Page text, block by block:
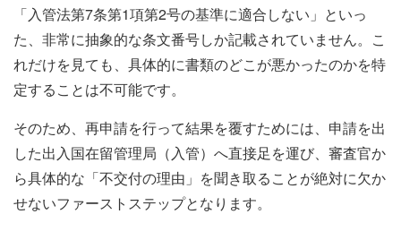
「入管法第7条第1項第2号の基準に適合しない」といっ
た、非常に抽象的な条文番号しか記載されていません。こ
れだけを見ても、具体的に書類のどこが悪かったのかを特
定することは不可能です。
そのため、再申請を行って結果を覆すためには、申請を出
した出入国在留管理局（入管）へ直接足を運び、審査官か
ら具体的な「不交付の理由」を聞き取ることが絶対に欠か
せないファーストステップとなります。